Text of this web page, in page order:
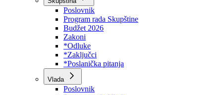
Dokumenti
Skupština
Poslovnik
Program rada Skupštine
Budžet 2026
Zakoni
*Odluke
*Zaključci
*Poslanička pitanja